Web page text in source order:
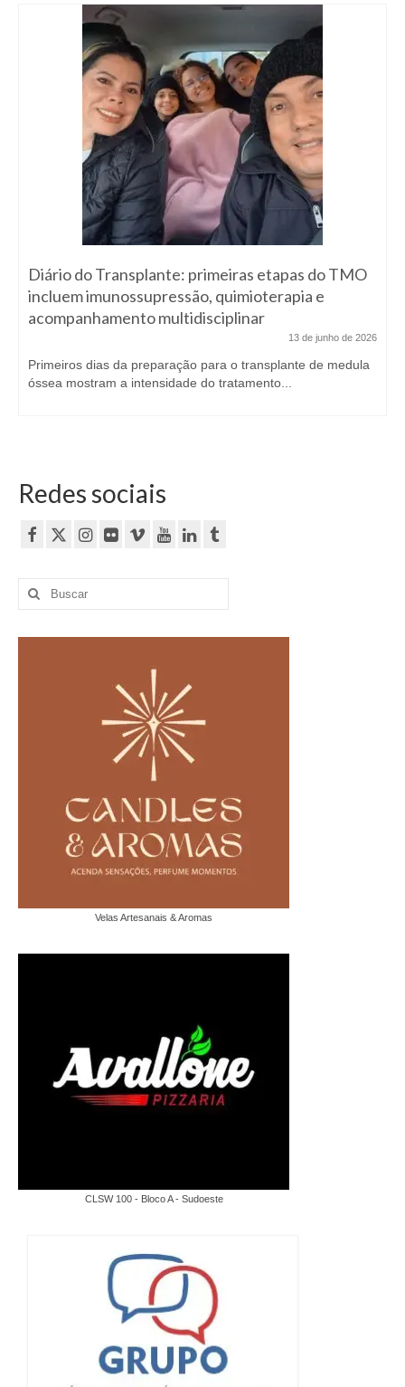
Diário do Transplante: primeiras etapas do TMO
incluem imunossupressão, quimioterapia e
acompanhamento multidisciplinar
13 de junho de 2026
Primeiros dias da preparação para o transplante de medula
óssea mostram a intensidade do tratamento...
Redes sociais
Buscar
por:
Velas Artesanais & Aromas
CLSW 100 - Bloco A - Sudoeste